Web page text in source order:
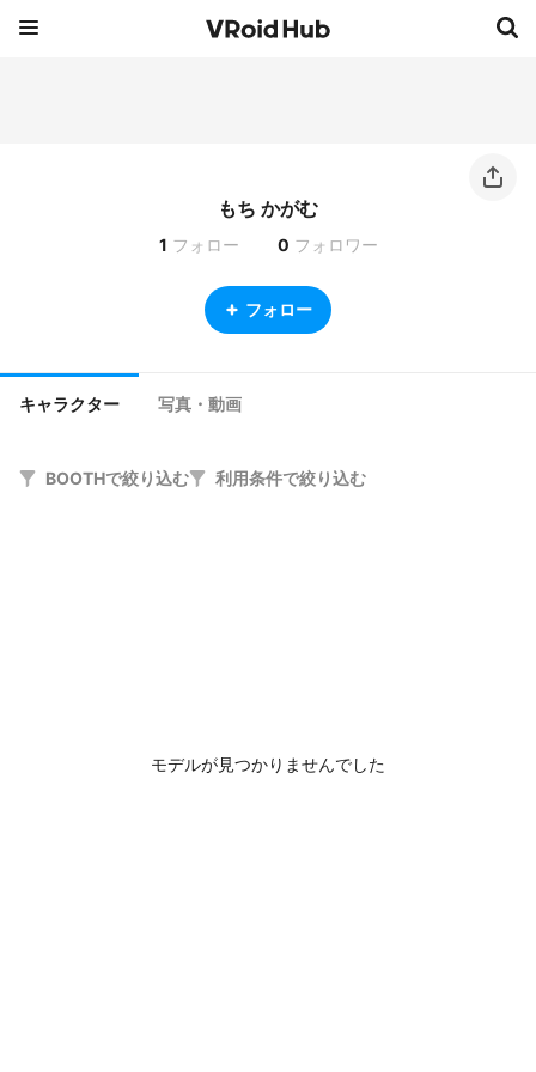
もち かがむ
1 フォロー 0 フォロワー
フォロー
キャラクター 写真・動画
BOOTHで絞り込む 利用条件で絞り込む
モデルが見つかりませんでした